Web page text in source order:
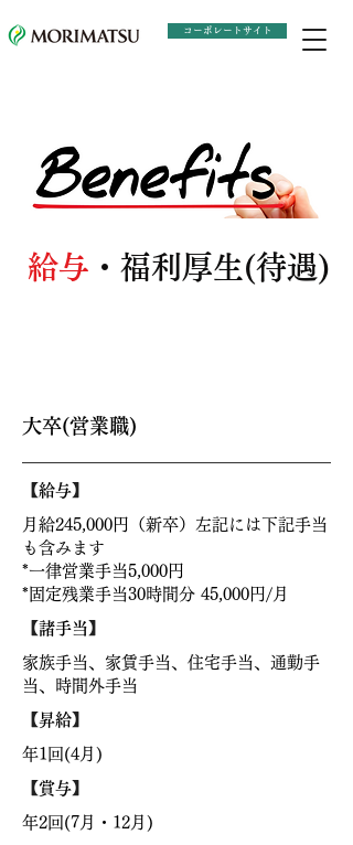
コーポレートサイト
給与 ・福利厚生(待遇)
大卒(営業職)
【給与】
月給245,000円（新卒）左記には下記手当
も含みます
*一律営業手当5,000円
*固定残業手当30時間分 45,000円/月
【諸手当 】
家族手当、家賃手当、住宅手当、通勤手
当、時間外手当
【昇給】
年1回(4月)
【賞与】
年2回(7月・12月)